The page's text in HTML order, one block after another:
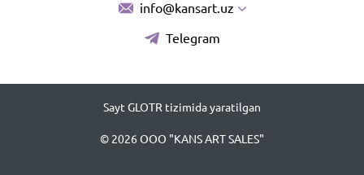
info@kansart.uz
Telegram
Sayt GLOTR tizimida yaratilgan
© 2026 OOO "KANS ART SALES"